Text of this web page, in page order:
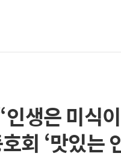
생은 미식
회 ‘맛있는